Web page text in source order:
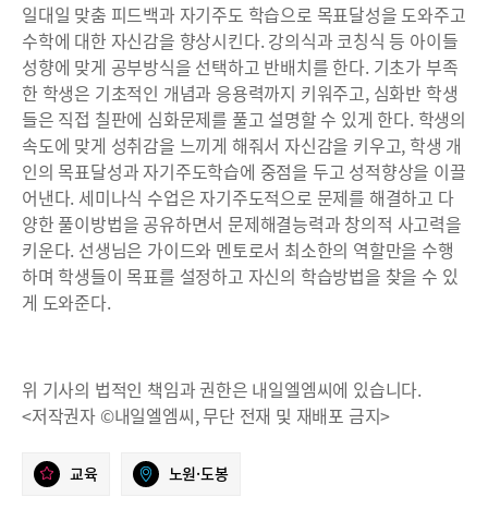
일대일 맞춤 피드백과 자기주도 학습으로 목표달성을 도와주고
수학에 대한 자신감을 향상시킨다. 강의식과 코칭식 등 아이들
성향에 맞게 공부방식을 선택하고 반배치를 한다. 기초가 부족
한 학생은 기초적인 개념과 응용력까지 키워주고, 심화반 학생
들은 직접 칠판에 심화문제를 풀고 설명할 수 있게 한다. 학생의
속도에 맞게 성취감을 느끼게 해줘서 자신감을 키우고, 학생 개
인의 목표달성과 자기주도학습에 중점을 두고 성적향상을 이끌
어낸다. 세미나식 수업은 자기주도적으로 문제를 해결하고 다
양한 풀이방법을 공유하면서 문제해결능력과 창의적 사고력을
키운다. 선생님은 가이드와 멘토로서 최소한의 역할만을 수행
하며 학생들이 목표를 설정하고 자신의 학습방법을 찾을 수 있
게 도와준다.
위 기사의 법적인 책임과 권한은 내일엘엠씨에 있습니다.
<저작권자 ©내일엘엠씨, 무단 전재 및 재배포 금지>
교육 노원·도봉